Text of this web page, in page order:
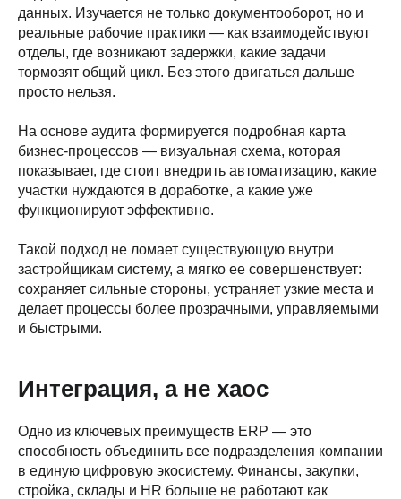
данных. Изучается не только документооборот, но и
реальные рабочие практики — как взаимодействуют
отделы, где возникают задержки, какие задачи
тормозят общий цикл. Без этого двигаться дальше
просто нельзя.
На основе аудита формируется подробная карта
бизнес-процессов — визуальная схема, которая
показывает, где стоит внедрить автоматизацию, какие
участки нуждаются в доработке, а какие уже
функционируют эффективно.
Такой подход не ломает существующую внутри
застройщикам систему, а мягко ее совершенствует:
сохраняет сильные стороны, устраняет узкие места и
делает процессы более прозрачными, управляемыми
и быстрыми.
Интеграция, а не хаос
Одно из ключевых преимуществ ERP — это
способность объединить все подразделения компании
в единую цифровую экосистему. Финансы, закупки,
стройка, склады и HR больше не работают как